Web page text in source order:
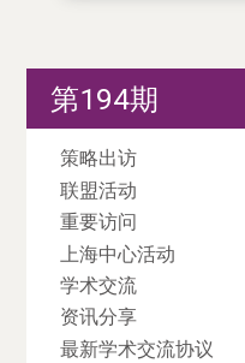
第194期
策略出访
联盟活动
重要访问
上海中心活动
学术交流
资讯分享
最新学术交流协议